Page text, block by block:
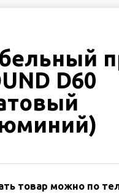
D60
товар можно по